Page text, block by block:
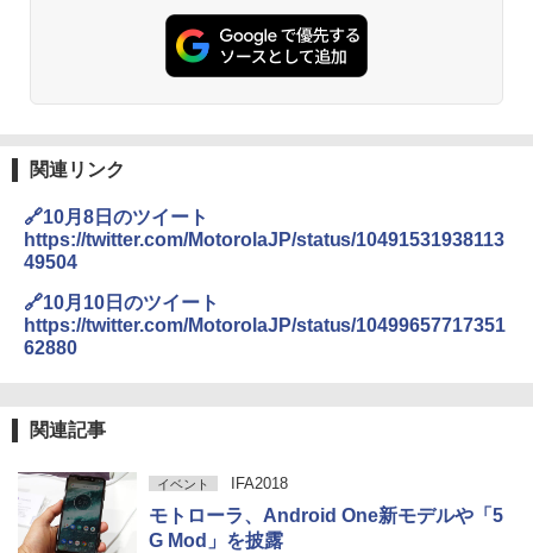
関連リンク
🔗10月8日のツイート
https://twitter.com/MotorolaJP/status/10491531938113
49504
🔗10月10日のツイート
https://twitter.com/MotorolaJP/status/10499657717351
62880
関連記事
イベント IFA2018
モトローラ、Android One新モデルや「5
G Mod」を披露